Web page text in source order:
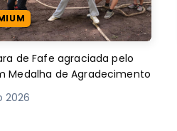
de Fafe agraciada pelo
com Medalha de Agradecimento
2026